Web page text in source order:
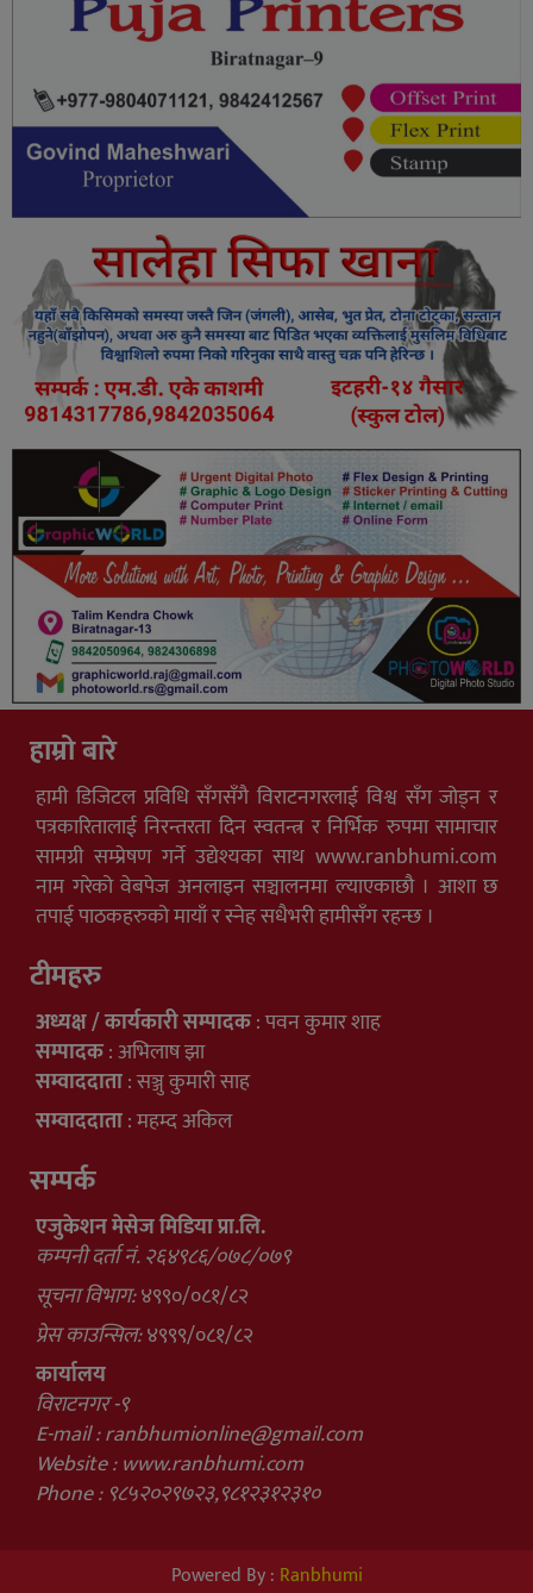
हाम्रो बारे
हामी डिजिटल प्रविधि सँगसँगै विराटनगरलाई विश्व सँग जोड्न र
पत्रकारितालाई निरन्तरता दिन स्वतन्त्र र निर्भिक रुपमा सामाचार
सामग्री सम्प्रेषण गर्ने उद्येश्यका साथ www.ranbhumi.com
नाम गरेको वेबपेज अनलाइन सञ्चालनमा ल्याएकाछौ । आशा छ
तपाई पाठकहरुको मायाँ र स्नेह सधैभरी हामीसँग रहन्छ ।
टीमहरु
अध्यक्ष / कार्यकारी सम्पादक: पवन कुमार शाह
सम्पादक: अभिलाष झा
सम्वाददाता: सञ्जु कुमारी साह
सम्वाददाता: महम्द अकिल
सम्पर्क
एजुकेशन मेसेज मिडिया प्रा.लि.
कम्पनी दर्ता नं. २६४९८६/०७८/०७९
सूचना विभाग:४९९०/०८१/८२
प्रेस काउन्सिल:४९९९/०८१/८२
कार्यालय
विराटनगर -९
E-mail :ranbhumionline@gmail.com
Website : www.ranbhumi.com
Phone : ९८५२०२९७२३,९८१२३१२३१०
Powered By : Ranbhumi